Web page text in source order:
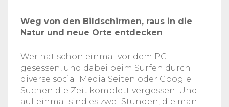
Weg von den Bildschirmen, raus in die
Natur und neue Orte entdecken
Wer hat schon einmal vor dem PC
gesessen, und dabei beim Surfen durch
diverse social Media Seiten oder Google
Suchen die Zeit komplett vergessen. Und
auf einmal sind es zwei Stunden, die man